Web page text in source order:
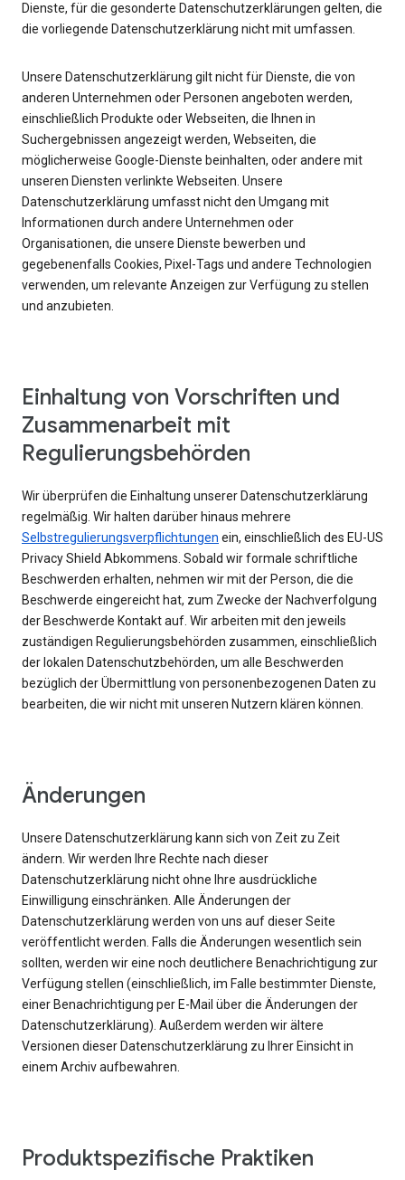
Dienste, für die gesonderte Datenschutzerklärungen gelten, die
die vorliegende Datenschutzerklärung nicht mit umfassen.
Unsere Datenschutzerklärung gilt nicht für Dienste, die von
anderen Unternehmen oder Personen angeboten werden,
einschließlich Produkte oder Webseiten, die Ihnen in
Suchergebnissen angezeigt werden, Webseiten, die
möglicherweise Google-Dienste beinhalten, oder andere mit
unseren Diensten verlinkte Webseiten. Unsere
Datenschutzerklärung umfasst nicht den Umgang mit
Informationen durch andere Unternehmen oder
Organisationen, die unsere Dienste bewerben und
gegebenenfalls Cookies, Pixel-Tags und andere Technologien
verwenden, um relevante Anzeigen zur Verfügung zu stellen
und anzubieten.
Einhaltung von Vorschriften und
Zusammenarbeit mit
Regulierungsbehörden
Wir überprüfen die Einhaltung unserer Datenschutzerklärung
regelmäßig. Wir halten darüber hinaus mehrere
Selbstregulierungsverpflichtungen ein, einschließlich des EU-US
Privacy Shield Abkommens. Sobald wir formale schriftliche
Beschwerden erhalten, nehmen wir mit der Person, die die
Beschwerde eingereicht hat, zum Zwecke der Nachverfolgung
der Beschwerde Kontakt auf. Wir arbeiten mit den jeweils
zuständigen Regulierungsbehörden zusammen, einschließlich
der lokalen Datenschutzbehörden, um alle Beschwerden
bezüglich der Übermittlung von personenbezogenen Daten zu
bearbeiten, die wir nicht mit unseren Nutzern klären können.
Änderungen
Unsere Datenschutzerklärung kann sich von Zeit zu Zeit
ändern. Wir werden Ihre Rechte nach dieser
Datenschutzerklärung nicht ohne Ihre ausdrückliche
Einwilligung einschränken. Alle Änderungen der
Datenschutzerklärung werden von uns auf dieser Seite
veröffentlicht werden. Falls die Änderungen wesentlich sein
sollten, werden wir eine noch deutlichere Benachrichtigung zur
Verfügung stellen (einschließlich, im Falle bestimmter Dienste,
einer Benachrichtigung per E-Mail über die Änderungen der
Datenschutzerklärung). Außerdem werden wir ältere
Versionen dieser Datenschutzerklärung zu Ihrer Einsicht in
einem Archiv aufbewahren.
Produktspezifische Praktiken